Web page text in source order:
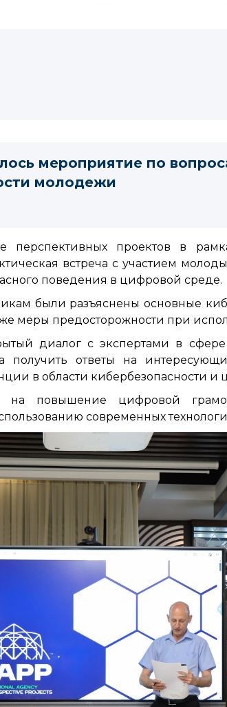
мероприятие по
молодежи
перспективных проектов в
встреча с участием
поведения в цифровой среде.
были разъяснены основные
меры предосторожности при
диалог с экспертами в
получить ответы на
в области кибербезопасности и
на повышение цифровой
современных